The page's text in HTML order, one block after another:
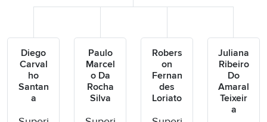
Diego
Carval
ho
Santan
a
Paulo
Marcel
o Da
Rocha
Silva
Robers
on
Fernan
des
Loriato
Juliana
Ribeiro
Do
Amaral
Teixeir
a